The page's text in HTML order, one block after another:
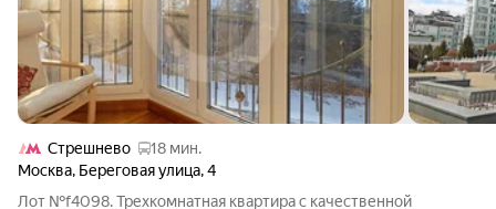
Стрешнево
18 мин.
Москва, Береговая улица,4
Лот №f4098. Трехкомнатная квартира с качественной